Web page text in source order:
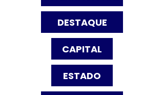
DESTAQUE
CAPITAL
ESTADO